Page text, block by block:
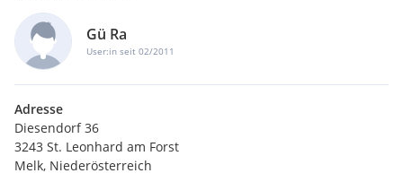
Gü Ra
User:in seit 02/2011
Adresse
Diesendorf 36
3243 St. Leonhard am Forst
Melk, Niederösterreich